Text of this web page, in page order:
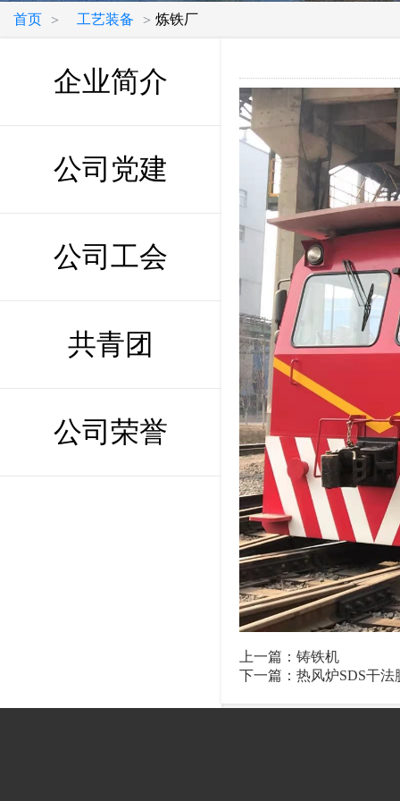
首页 > 工艺装备 > 炼铁厂
企业简介
公司党建
公司工会
共青团
公司荣誉
上一篇： 铸铁机
下一篇： 热风炉SDS干法